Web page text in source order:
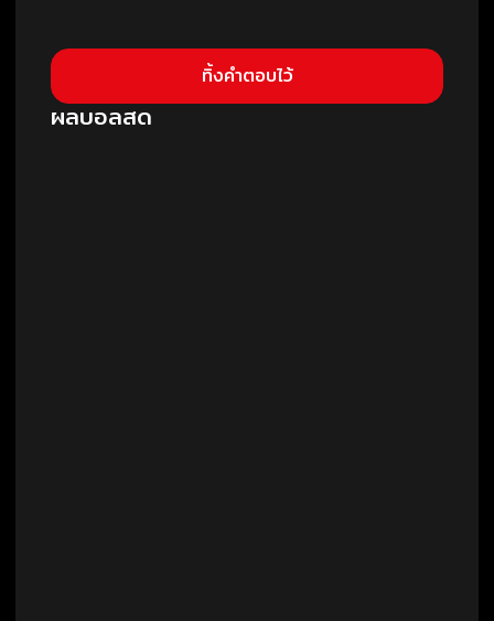
ผลบอลสด